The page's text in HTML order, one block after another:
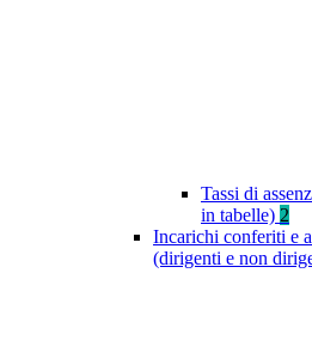
Tassi di
in tabelle) 2
Incarichi conferiti e
(dirigenti e non